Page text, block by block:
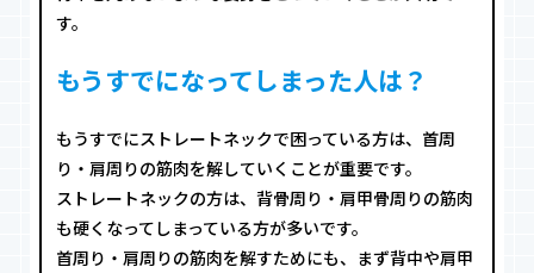
す。
もうすでになってしまった人は？
もうすでにストレートネックで困っている方は、首周
り・肩周りの筋肉を解していくことが重要です。
ストレートネックの方は、背骨周り・肩甲骨周りの筋肉
も硬くなってしまっている方が多いです。
首周り・肩周りの筋肉を解すためにも、まず背中や肩甲